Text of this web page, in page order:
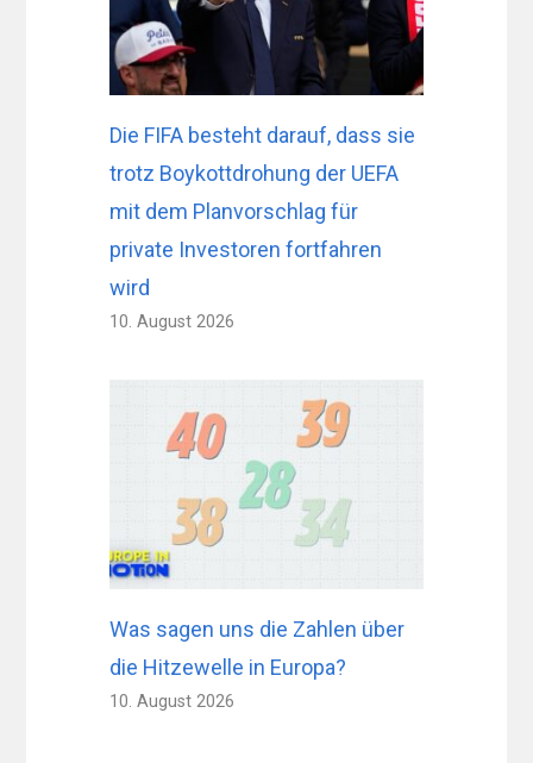
Die FIFA besteht darauf, dass sie
trotz Boykottdrohung der UEFA
mit dem Planvorschlag für
private Investoren fortfahren
wird
10. August 2026
Was sagen uns die Zahlen über
die Hitzewelle in Europa?
10. August 2026